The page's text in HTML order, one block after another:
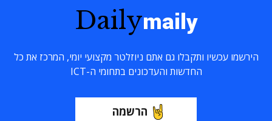
Dailymaily
הירשמו עכשיו ותקבלו גם אתם ניוזלטר מקצועי יומי, המרכז את כל
החדשות והעדכונים בתחומי ה-ICT
הרשמה